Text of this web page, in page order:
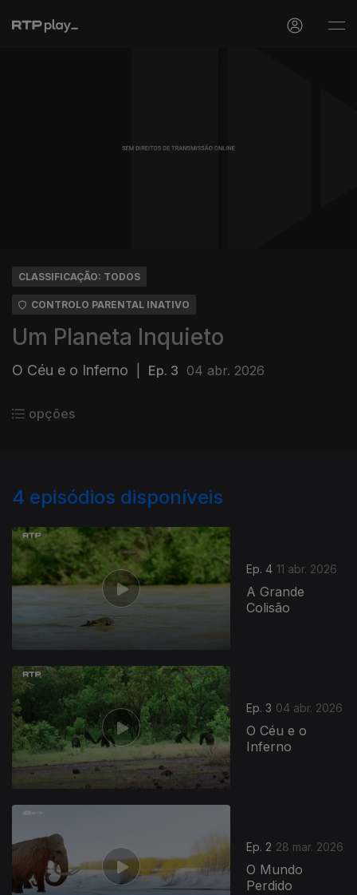
CLASSIFICAÇÃO: TODOS
CONTROLO PARENTAL INATIVO
Um Planeta Inquieto
O Céu e o Inferno Ep. 3 04 abr. 2026
opções
4 episódios disponíveis
Ep. 4 11 abr. 2026
A Grande
Colisão
Ep. 3 04 abr. 2026
O Céu e o
Inferno
Ep. 2 28 mar. 2026
O Mundo
Perdido
916833